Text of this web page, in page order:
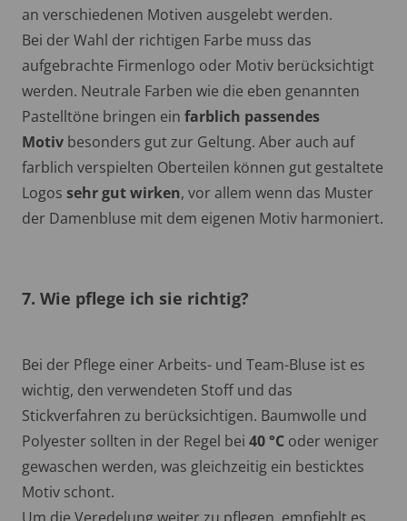
an verschiedenen Motiven ausgelebt werden.
Bei der Wahl der richtigen Farbe muss das
aufgebrachte Firmenlogo oder Motiv berücksichtigt
werden. Neutrale Farben wie die eben genannten
Pastelltöne bringen ein farblich passendes
Motiv besonders gut zur Geltung. Aber auch auf
farblich verspielten Oberteilen können gut gestaltete
Logos sehr gut wirken, vor allem wenn das Muster
der Damenbluse mit dem eigenen Motiv harmoniert.
7. Wie pflege ich sie richtig?
Bei der Pflege einer Arbeits- und Team-Bluse ist es
wichtig, den verwendeten Stoff und das
Stickverfahren zu berücksichtigen. Baumwolle und
Polyester sollten in der Regel bei 40 °C oder weniger
gewaschen werden, was gleichzeitig ein besticktes
Motiv schont.
Um die Veredelung weiter zu pflegen, empfiehlt es